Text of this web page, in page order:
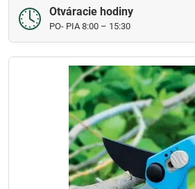
Otváracie hodiny
PO- PIA 8:00 – 15:30